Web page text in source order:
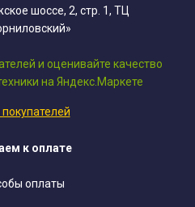
шоссе, 2, стр. 1, ТЦ
к оплате